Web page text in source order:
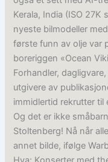
Kerala, India (ISO
nyeste bilmodeller
første funn av olje var
boreriggen «Ocean
Forhandler,
utgivere av
immidlertid rekrutter
Og det er ikke
Stoltenberg! Nå når
annet bilde, ifølge